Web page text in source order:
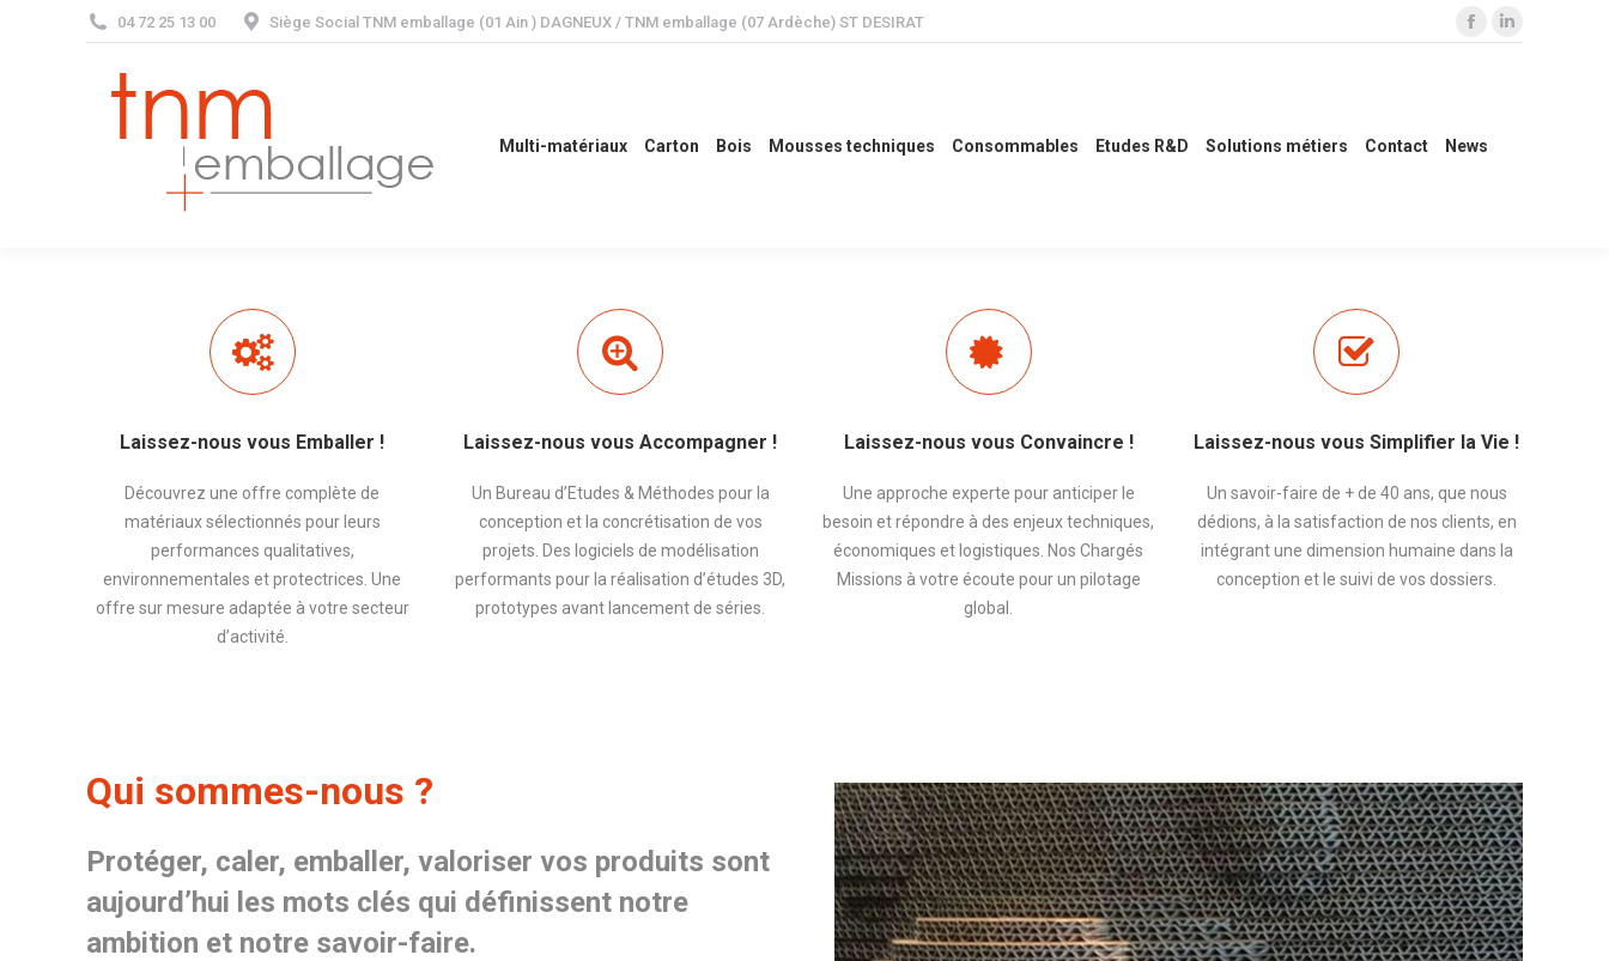
04 72 25 13 00 Siège Social TNM emballage (01 Ain ) DAGNEUX / TNM emballage (07 Ardèche) ST DESIRAT
La
Multi-matériaux Carton Bois Mousses techniques Consommables Etudes R&D Solutions métiers Contact News
Laissez-nous vous Emballer !
Découvrez une offre complète de
matériaux sélectionnés pour leurs
performances qualitatives,
environnementales et protectrices. Une
offre sur mesure adaptée à votre secteur
d’activité.
Laissez-nous vous Accompagner !
Un Bureau d’Etudes & Méthodes pour la
conception et la concrétisation de vos
projets. Des logiciels de modélisation
performants pour la réalisation d’études 3D,
prototypes avant lancement de séries.
Laissez-nous vous Convaincre !
Une approche experte pour anticiper le
besoin et répondre à des enjeux techniques,
économiques et logistiques. Nos Chargés
Missions à votre écoute pour un pilotage
global.
Laissez-nous vous Simplifier la Vie !
Un savoir-faire de + de 40 ans, que nous
dédions, à la satisfaction de nos clients, en
intégrant une dimension humaine dans la
conception et le suivi de vos dossiers.
Qui sommes-nous ?
Protéger, caler, emballer, valoriser vos produits sont
aujourd’hui les mots clés qui définissent notre
ambition et notre savoir-faire.